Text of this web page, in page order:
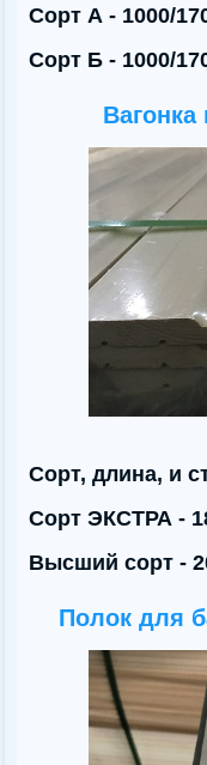
Сорт А - 1000/
Сорт Б - 1000/
Сорт, длина, и
Сорт ЭКСТРА -
Высший сорт -
Полок для